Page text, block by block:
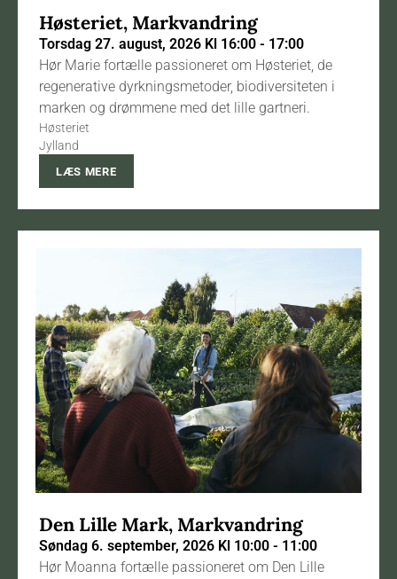
Høsteriet, Markvandring
Torsdag 27. august, 2026 Kl 16:00 - 17:00
Hør Marie fortælle passioneret om Høsteriet, de
regenerative dyrkningsmetoder, biodiversiteten i
marken og drømmene med det lille gartneri.
Høsteriet
Jylland
LÆS MERE
Den Lille Mark, Markvandring
Søndag 6. september, 2026 Kl 10:00 - 11:00
Hør Moanna fortælle passioneret om Den Lille